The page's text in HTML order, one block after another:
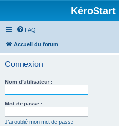
KéroStart
FAQ
Accueil du forum
Connexion
Nom d’utilisateur :
Mot de passe :
J’ai oublié mon mot de passe